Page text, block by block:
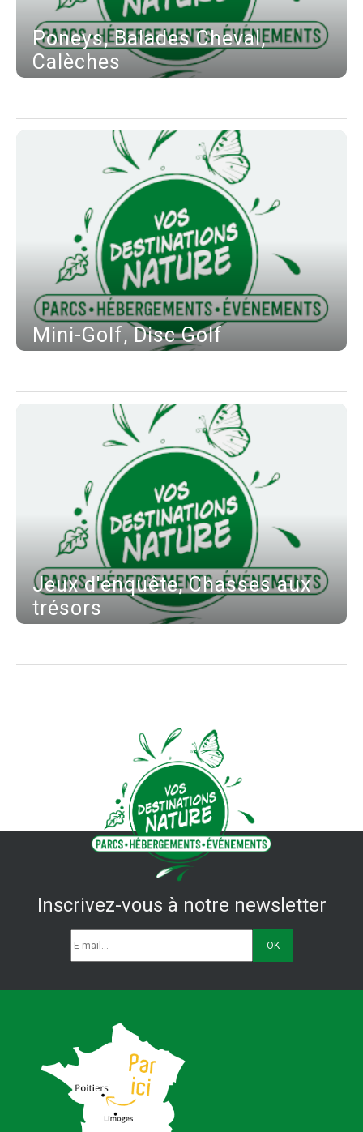
Poneys, Balades Cheval,
Calèches
Mini-Golf, Disc Golf
Jeux d'enquête, Chasses aux
trésors
Inscrivez-vous à notre newsletter